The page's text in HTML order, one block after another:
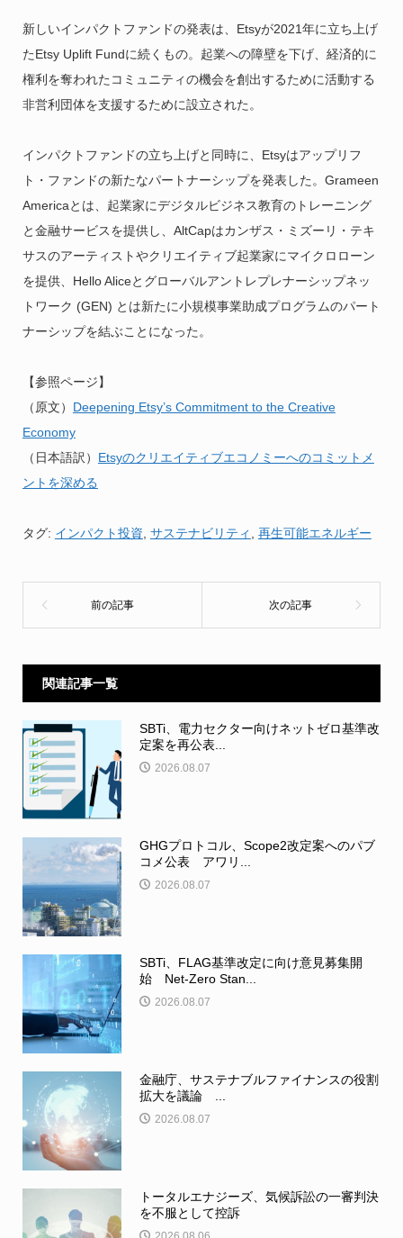
新しいインパクトファンドの発表は、Etsyが2021年に立ち上げ
たEtsy Uplift Fundに続くもの。起業への障壁を下げ、経済的に
権利を奪われたコミュニティの機会を創出するために活動する
非営利団体を支援するために設立された。
インパクトファンドの立ち上げと同時に、Etsyはアップリフ
ト・ファンドの新たなパートナーシップを発表した。Grameen
Americaとは、起業家にデジタルビジネス教育のトレーニング
と金融サービスを提供し、AltCapはカンザス・ミズーリ・テキ
サスのアーティストやクリエイティブ起業家にマイクロローン
を提供、Hello Aliceとグローバルアントレプレナーシップネッ
トワーク (GEN) とは新たに小規模事業助成プログラムのパート
ナーシップを結ぶことになった。
【参照ページ】
（原文） Deepening Etsy’s Commitment to the Creative
Economy
（日本語訳） Etsyのクリエイティブエコノミーへのコミットメ
ントを深める
タグ: インパクト投資 サステナビリティ 再生可能エネルギー
関連記事一覧
SBTi、電力セクター向けネットゼロ基準改
定案を再公表...
2026.08.07
GHGプロトコル、Scope2改定案へのパブ
コメ公表 アワリ...
2026.08.07
SBTi、FLAG基準改定に向け意見募集開
始 Net-Zero Stan...
2026.08.07
金融庁、サステナブルファイナンスの役割
拡大を議論 ...
2026.08.07
トータルエナジーズ、気候訴訟の一審判決
を不服として控訴